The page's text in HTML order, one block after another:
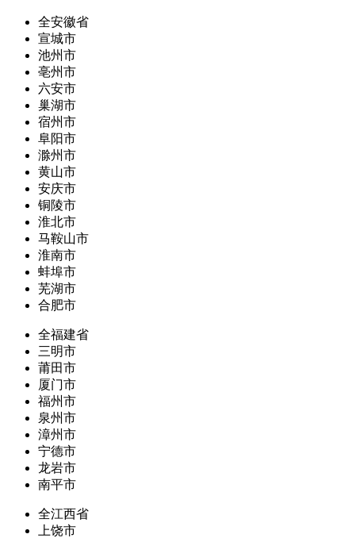
全安徽省
宣城市
池州市
亳州市
六安市
巢湖市
宿州市
阜阳市
滁州市
黄山市
安庆市
铜陵市
淮北市
马鞍山市
淮南市
蚌埠市
芜湖市
合肥市
全福建省
三明市
莆田市
厦门市
福州市
泉州市
漳州市
宁德市
龙岩市
南平市
全江西省
上饶市